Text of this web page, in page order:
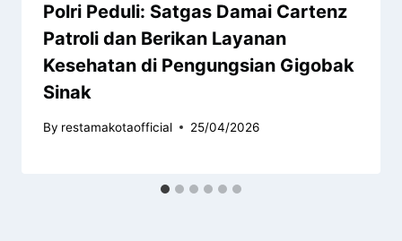
Polri Peduli: Satgas Damai Cartenz
Patroli dan Berikan Layanan
Kesehatan di Pengungsian Gigobak
Sinak
By restamakotaofficial 25/04/2026